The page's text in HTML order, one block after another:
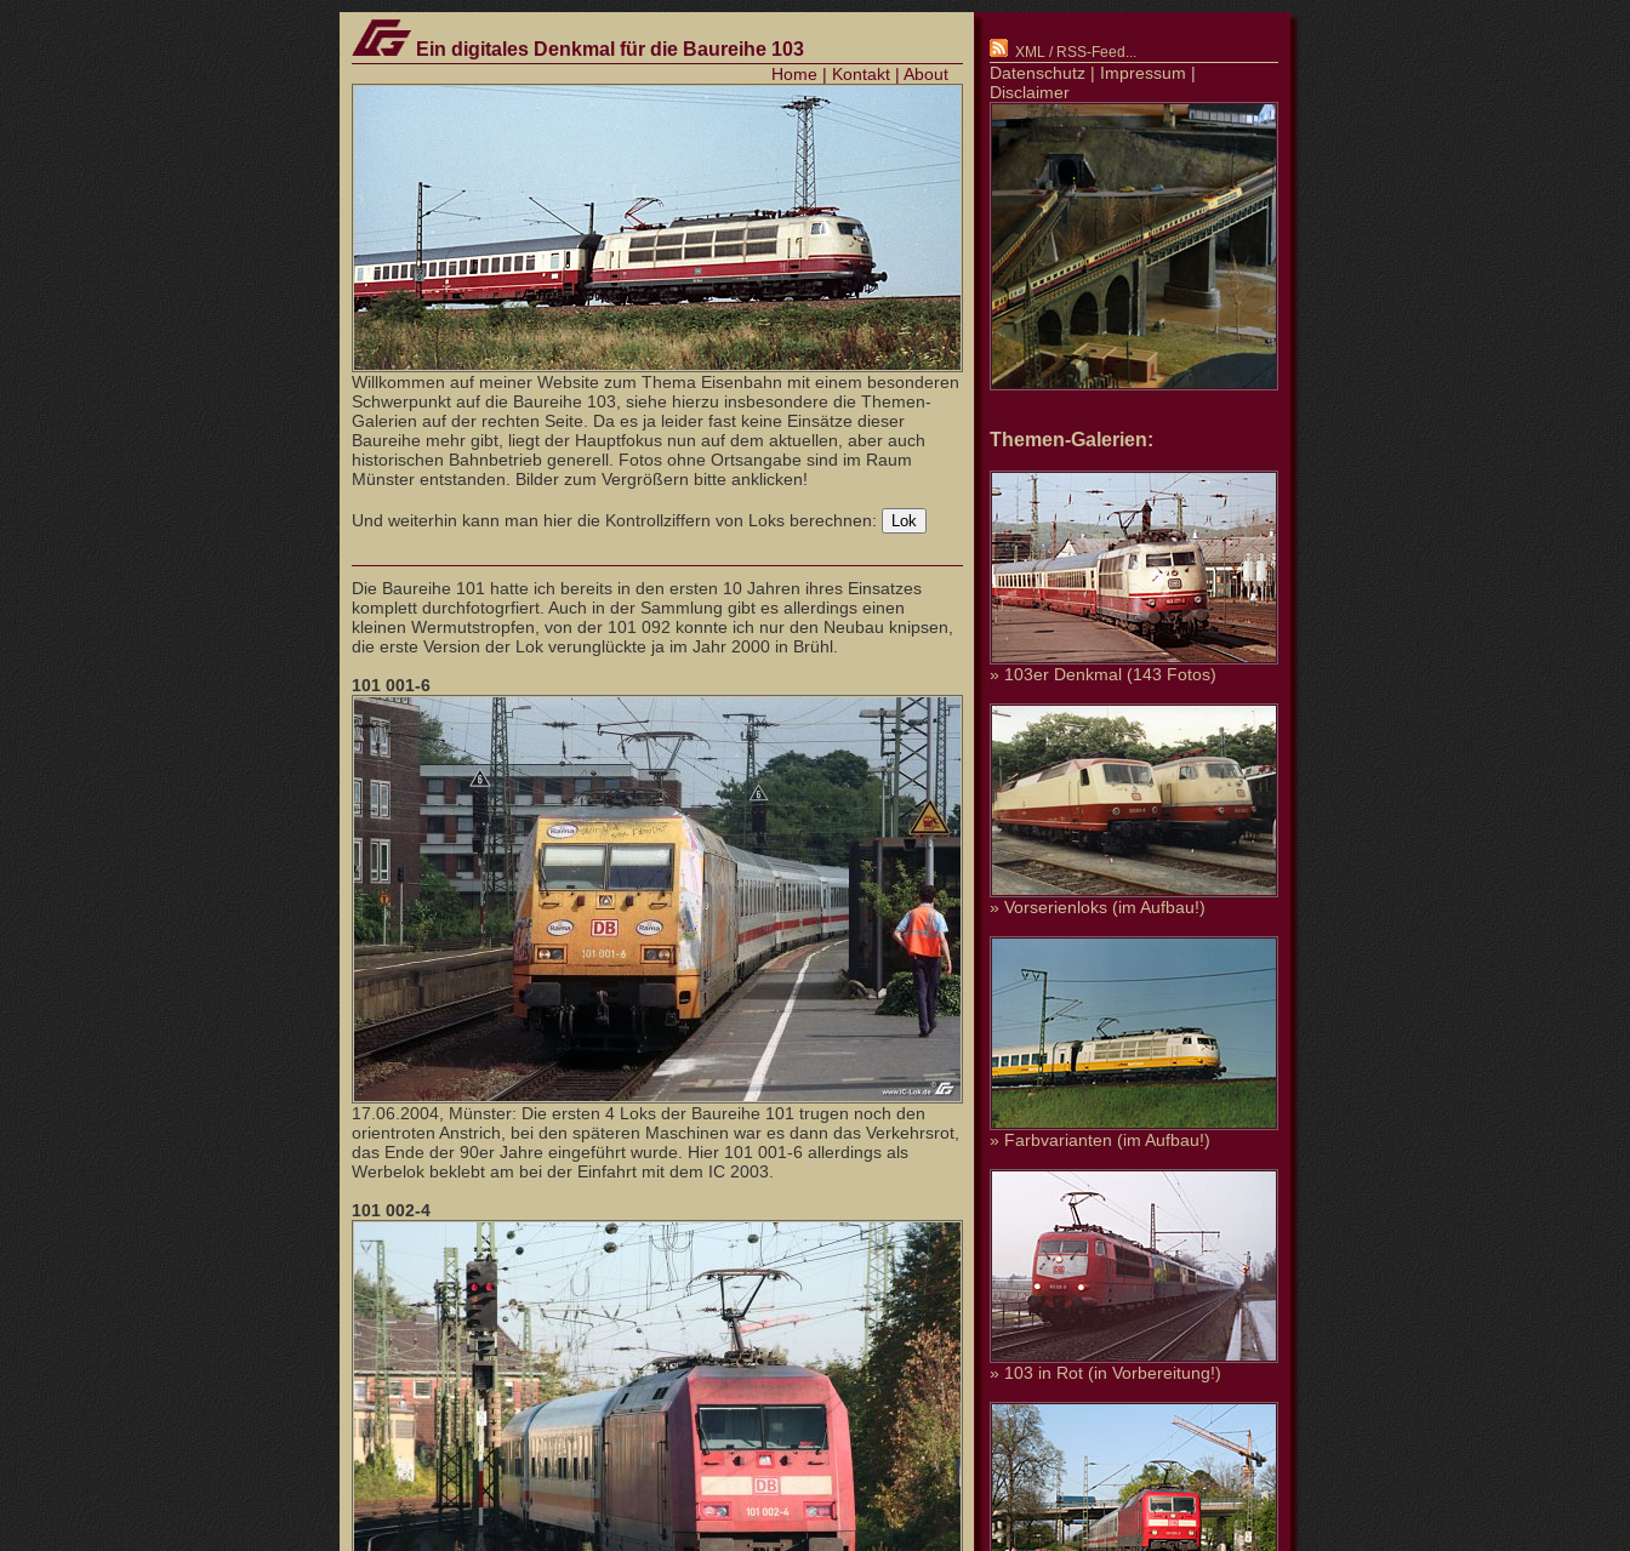
XML / RSS-Feed...
Datenschutz | Impressum |
Disclaimer
Themen-Galerien:
» 103er Denkmal (143 Fotos)
» Vorserienloks (im Aufbau!)
» Farbvarianten (im Aufbau!)
» 103 in Rot (in Vorbereitung!)
Ein digitales Denkmal für die Baureihe 103
Home | Kontakt | About
Willkommen auf meiner Website zum Thema Eisenbahn mit einem besonderen
Schwerpunkt auf die Baureihe 103, siehe hierzu insbesondere die Themen-
Galerien auf der rechten Seite. Da es ja leider fast keine Einsätze dieser
Baureihe mehr gibt, liegt der Hauptfokus nun auf dem aktuellen, aber auch
historischen Bahnbetrieb generell. Fotos ohne Ortsangabe sind im Raum
Münster entstanden. Bilder zum Vergrößern bitte anklicken!
Und weiterhin kann man hier die Kontrollziffern von Loks berechnen:
Die Baureihe 101 hatte ich bereits in den ersten 10 Jahren ihres Einsatzes
komplett durchfotogrfiert. Auch in der Sammlung gibt es allerdings einen
kleinen Wermutstropfen, von der 101 092 konnte ich nur den Neubau knipsen,
die erste Version der Lok verunglückte ja im Jahr 2000 in Brühl.
101 001-6
17.06.2004, Münster: Die ersten 4 Loks der Baureihe 101 trugen noch den
orientroten Anstrich, bei den späteren Maschinen war es dann das Verkehrsrot,
das Ende der 90er Jahre eingeführt wurde. Hier 101 001-6 allerdings als
Werbelok beklebt am bei der Einfahrt mit dem IC 2003.
101 002-4